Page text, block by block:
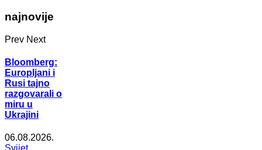
najnovije
Prev Next
Bloomberg:
Europljani i
Rusi tajno
razgovarali o
miru u
Ukrajini
06.08.2026.